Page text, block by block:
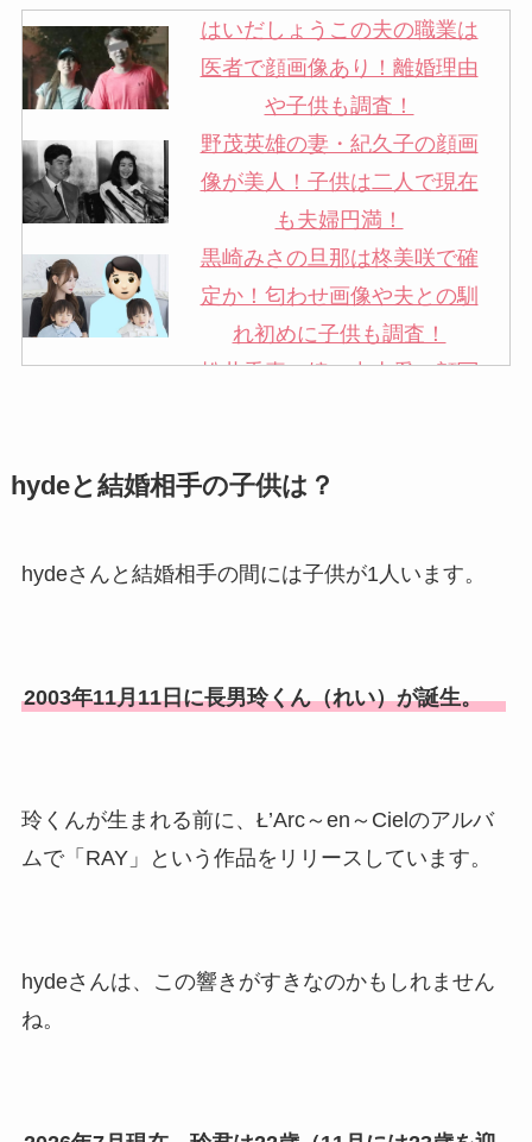
はいだしょうこの夫の職業は
医者で顔画像あり！離婚理由
や子供も調査！
野茂英雄の妻・紀久子の顔画
像が美人！子供は二人で現在
も夫婦円満！
黒崎みさの旦那は柊美咲で確
定か！匂わせ画像や夫との馴
れ初めに子供も調査！
松井秀喜の嫁・中山愛の顔写
申真衣の旦那・工藤けんの現
子供も調査！
片岡孝太郎の再婚妻・真麻の
福田こうへいの奥さんの顔写
真が美人！息子や夫妻の最新
今も生きてる？息子は俳優で
離婚もまとめた！
hydeと結婚相手の子供は？
hydeさんと結婚相手の間には子供が1人います。
2003年11月11日に長男玲くん（れい）が誕生。
玲くんが生まれる前に、Ł’Arc～en～Cielのアルバ
ムで「RAY」という作品をリリースしています。
hydeさんは、この響きがすきなのかもしれません
ね。